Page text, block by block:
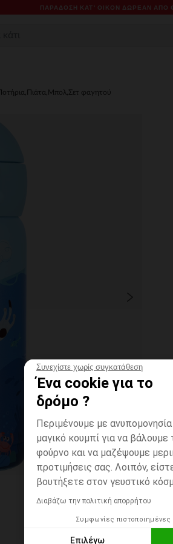
Συνεχίστε χωρίς συγκατάθεση
Ένα cookie για το
δρόμο ?
Περιμένουμε με
μαγικό κουμπί για να
φούρνο και να μαζέψουμε
προτιμήσεις σας. Λοιπόν,
βουτήξετε στον γευστικό
Διαβάζω την πολιτική απορρήτου
Συμφωνίες πιστοποιημένες
Επιλέγω
ΠΑΡΆΔΟΣΗ ΚΑΤ' ΟΊΚΟΝ ΔΩΡΕΑΝ ΑΠΌ
Ποτήρια,Πιάτα,Μπολ,Σετ φαγητού